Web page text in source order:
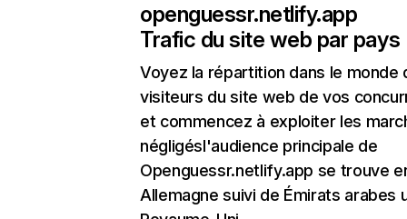
openguessr.netlify.app
Trafic du site web par pays
Voyez la répartition dans le monde
visiteurs du site web de vos
et commencez à exploiter les
négligésl'audience principale de
Openguessr.netlify.app se trouve
Allemagne suivi de Émirats arabes